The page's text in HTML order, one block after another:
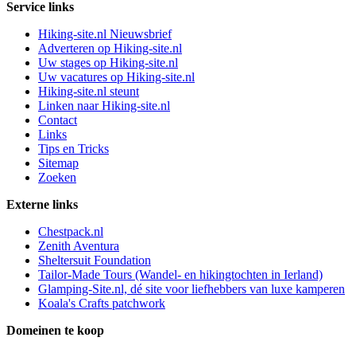
Service links
Hiking-site.nl Nieuwsbrief
Adverteren op Hiking-site.nl
Uw stages op Hiking-site.nl
Uw vacatures op Hiking-site.nl
Hiking-site.nl steunt
Linken naar Hiking-site.nl
Contact
Links
Tips en Tricks
Sitemap
Zoeken
Externe links
Chestpack.nl
Zenith Aventura
Sheltersuit Foundation
Tailor-Made Tours (Wandel- en hikingtochten in Ierland)
Glamping-Site.nl, dé site voor liefhebbers van luxe kamperen
Koala's Crafts patchwork
Domeinen te koop